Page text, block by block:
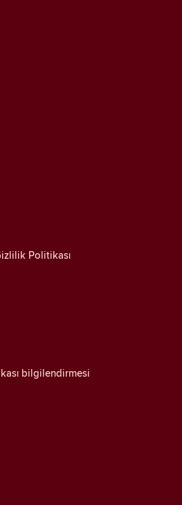
Politikası
bilgilendirmesi